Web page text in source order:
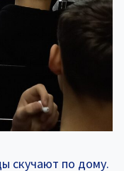
скучают по дому.